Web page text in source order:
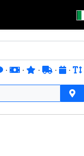
· · · · ·